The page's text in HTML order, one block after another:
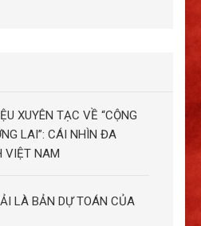
XUYÊN TẠC VỀ “CỘNG
LAI”: CÁI NHÌN ĐA
VIỆT NAM
LÀ BẢN DỰ TOÁN CỦA